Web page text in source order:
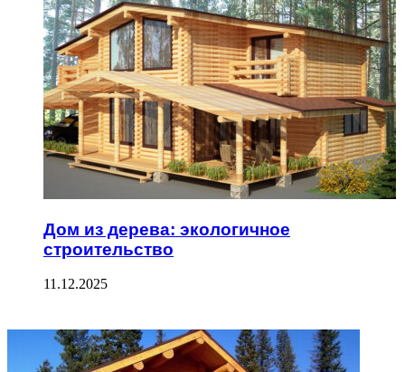
Дом из дерева: экологичное
строительство
11.12.2025